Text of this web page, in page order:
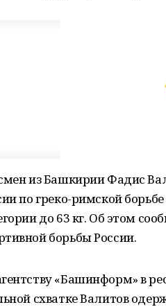
из Башкирии Фадис
по греко-римской
до 63 кг. Об этом
борьбы России.
«Башинформ» в
схватке Валитов